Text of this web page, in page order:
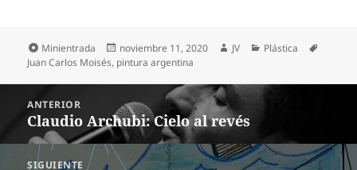
Formato
Minientrada
Publicado
el
noviembre 11, 2020 Autor
JV Categorías
Plástica
Juan Carlos Moisés, pintura argentina
entradas
ANTERIOR
Entrada
anterior:
Claudio Archubi: Cielo al revés
SIGUIENTE